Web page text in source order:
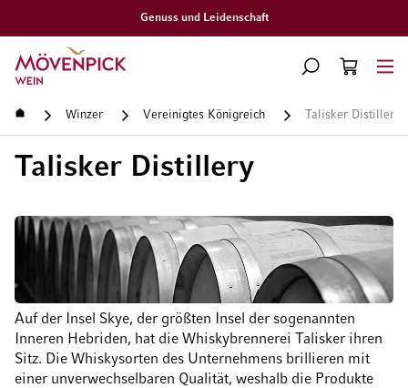
Zur Startseite
SUCHE
WARENKORB
Startseite Winzer Vereinigtes Königreich Talisker Distillery
Talisker Distillery
Auf der Insel Skye, der größten Insel der sogenannten
Inneren Hebriden, hat die Whiskybrennerei Talisker ihren
Sitz. Die Whiskysorten des Unternehmens brillieren mit
einer unverwechselbaren Qualität, weshalb die Produkte